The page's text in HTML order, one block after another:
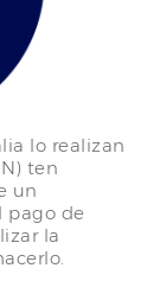
lo realizan
ten
un
pago de
la